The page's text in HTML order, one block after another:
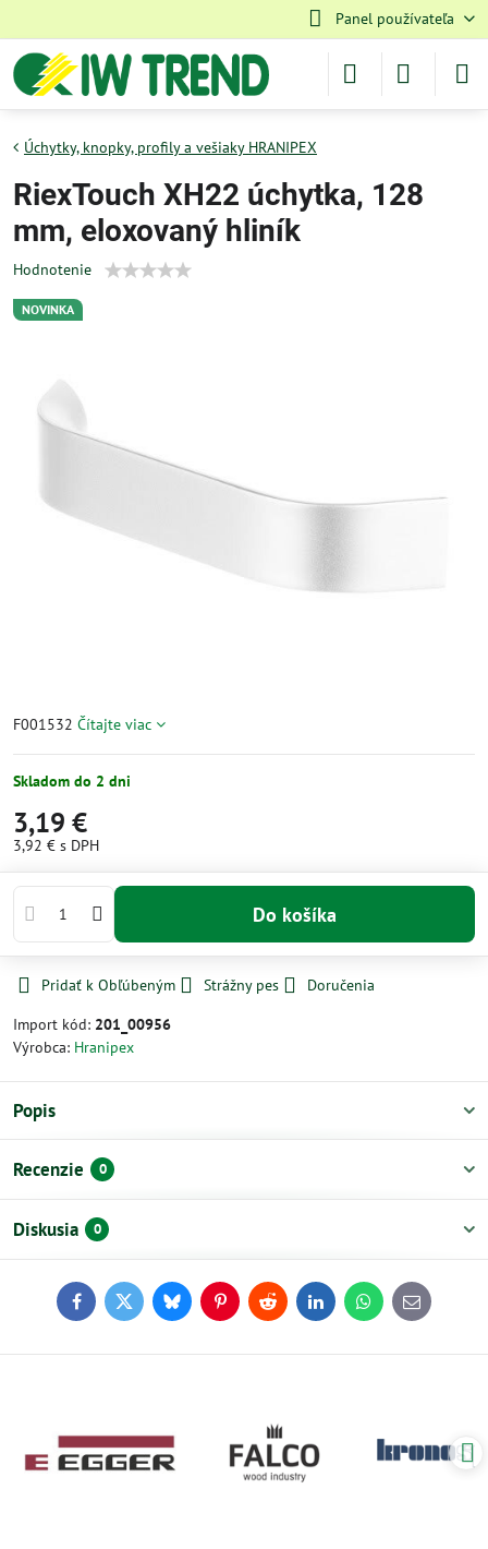
Panel používateľa
NOVINKA
Úchytky, knopky, profily a vešiaky HRANIPEX
RiexTouch XH22 úchytka, 128
mm, eloxovaný hliník
Hodnotenie
F001532 Čítajte viac
Skladom do 2 dni
3,19 €
3,92 € s DPH
Do košíka
Pridať k Obľúbeným Strážny pes
Doručenia
Import kód: 201_00956
Výrobca: Hranipex
Popis
Recenzie 0
Diskusia 0
FacebookTwitterBlueskyPinterestReddit LinkedInWhatsApp
E-
mail